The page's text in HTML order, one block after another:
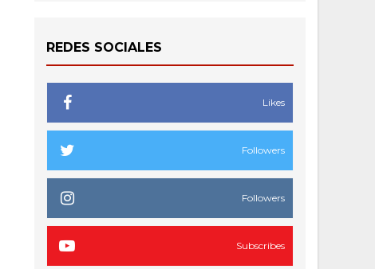
REDES SOCIALES
Likes
Followers
Followers
Subscribes